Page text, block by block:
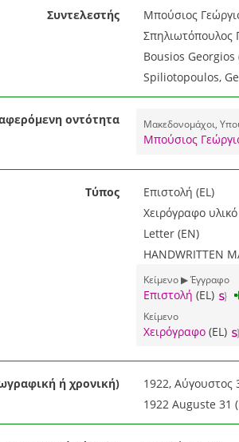
Συντελεστής
Μπούσιος
Σπηλιωτόπουλος
Bousios Georgios
Spiliotopoulos,
οντότητα Μακεδονομάχοι,
Μπούσιος
Τύπος
Επιστολή (EL)
Χειρόγραφο υλικό
Letter (EN)
HANDWRITTEN
Κείμενο ▶ Έγγραφο
Επιστολή (EL)
Κείμενο
Χειρόγραφο(EL)
ή χρονική)
1922, Αύγουστος
1922 Auguste 31